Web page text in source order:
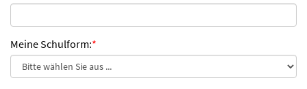
Meine Schulform:*